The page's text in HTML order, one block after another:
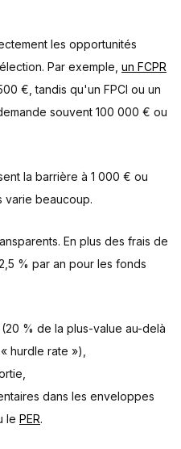
les opportunités
Par exemple, un FCPR
€, tandis qu'un FPCI ou un
souvent 100 000 € ou
la barrière à 1 000 € ou
varie beaucoup.
En plus des frais de
% par an pour les fonds
% de la plus-value au-delà
hurdle rate »),
dans les enveloppes
le PER.